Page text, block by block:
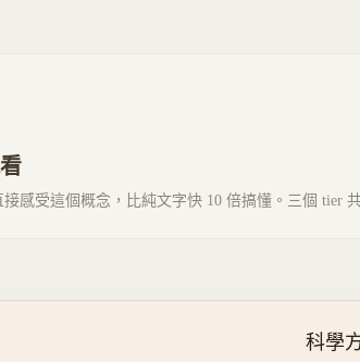
感受這個概念，比純文字快 10 倍搞懂。三個 tier
科學